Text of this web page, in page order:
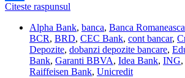
Share
Citeste raspunsul
au
cele
mai
bune
dobanzi
Alpha Bank, banca, Banca Romaneasca
BCR, BRD, CEC Bank, cont bancar,
Depozite, dobanzi depozite bancare,
Bank, Garanti BBVA, Idea Bank, ING,
Raiffeisen Bank, Unicredit